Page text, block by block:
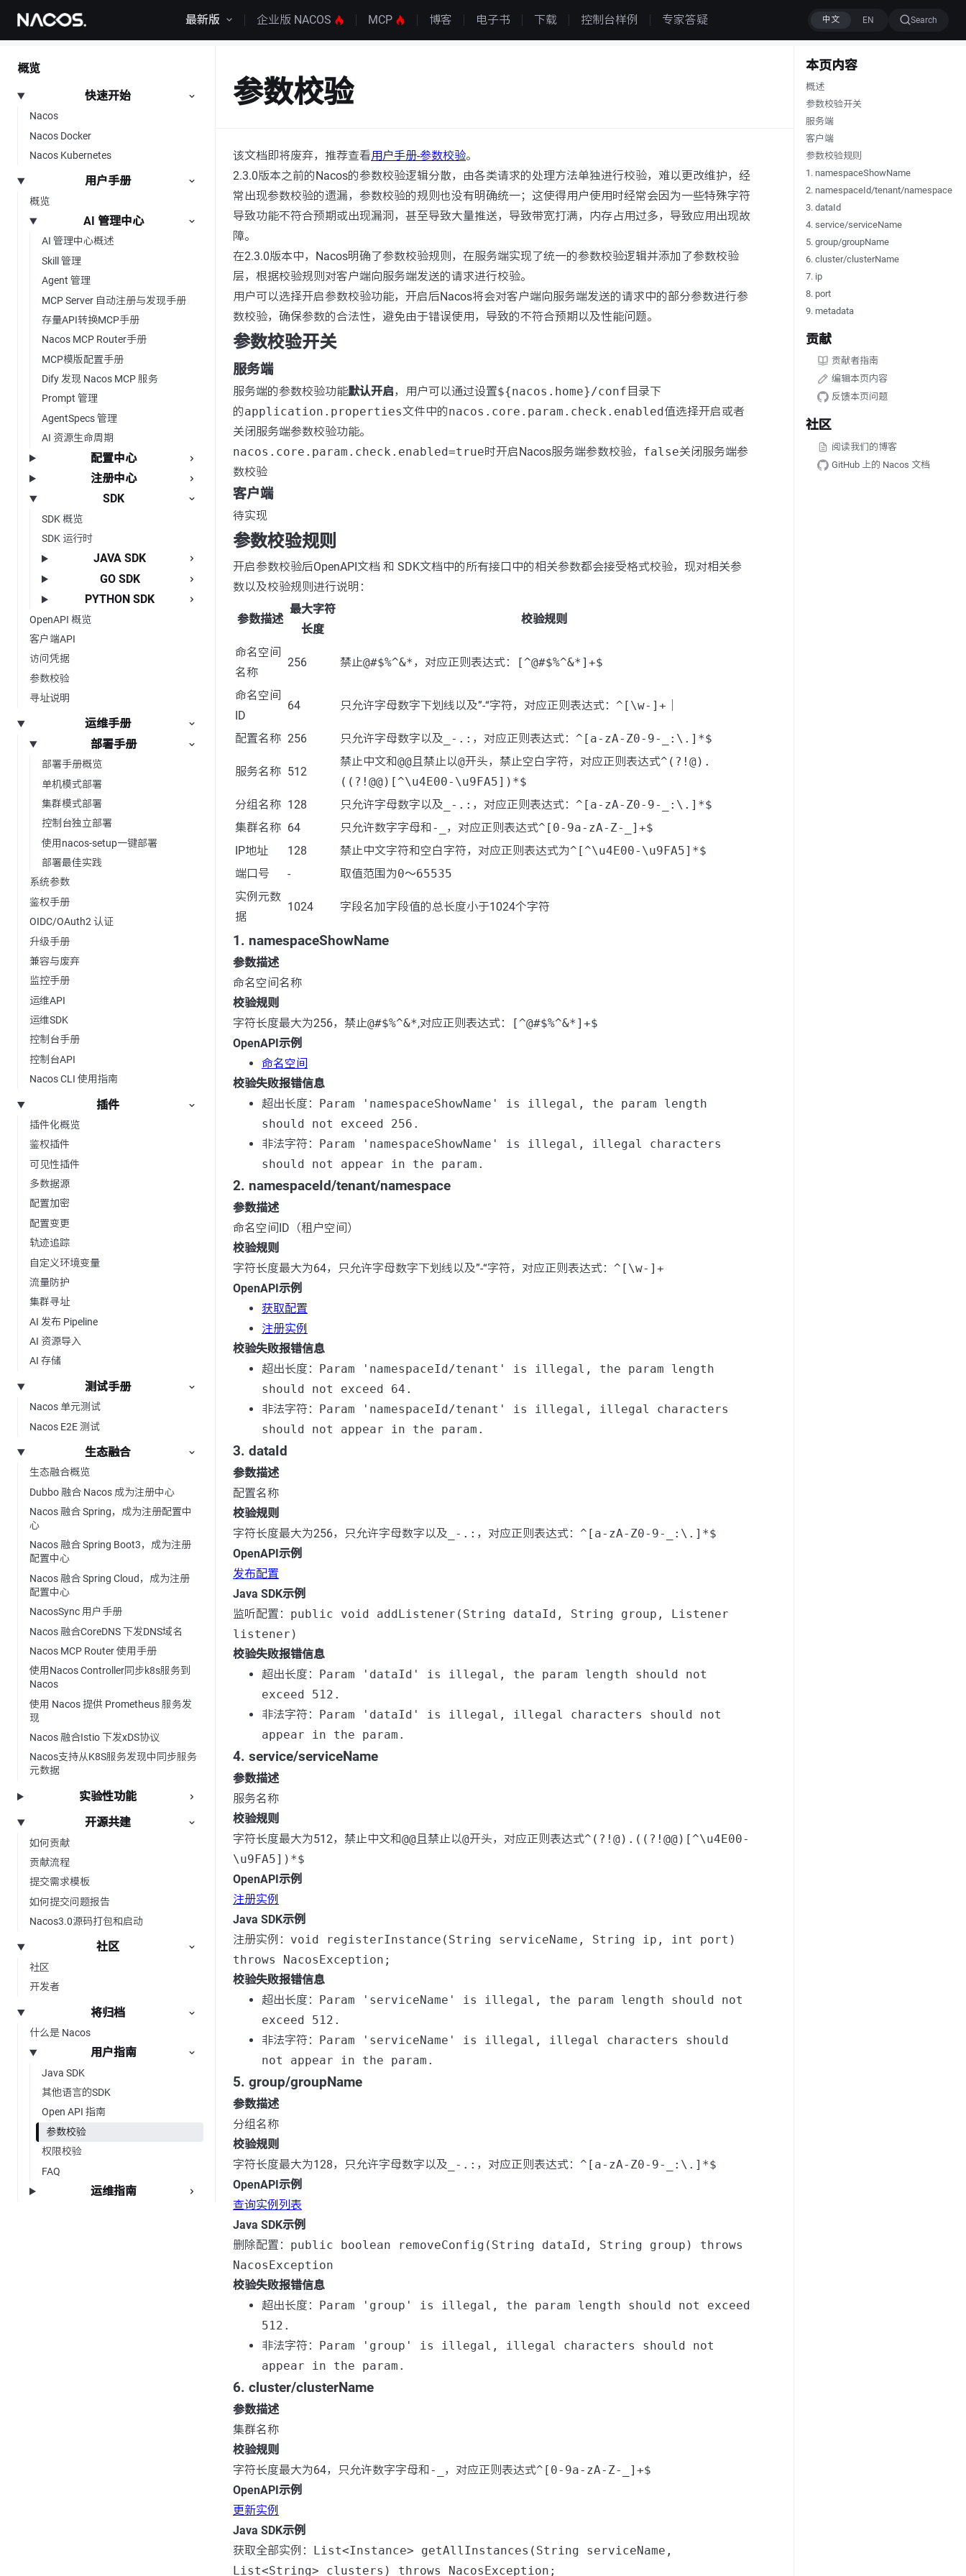
跳转到内容 最新版 企业版 NACOS MCP 博客 电子书 下载 控制台样例 专家答疑 Search
概览
快速开始
Nacos
Nacos Docker
Nacos Kubernetes
用户手册
概览
AI 管理中心
AI 管理中心概述
Skill 管理
Agent 管理
MCP Server 自动注册与发现手册
存量API转换MCP手册
Nacos MCP Router手册
MCP模版配置手册
Dify 发现 Nacos MCP 服务
Prompt 管理
AgentSpecs 管理
AI 资源生命周期
配置中心
注册中心
SDK
SDK 概览
SDK 运行时
JAVA SDK
GO SDK
PYTHON SDK
OpenAPI 概览
客户端API
访问凭据
参数校验
寻址说明
运维手册
部署手册
部署手册概览
单机模式部署
集群模式部署
控制台独立部署
使用nacos-setup一键部署
部署最佳实践
系统参数
鉴权手册
OIDC/OAuth2 认证
升级手册
兼容与废弃
监控手册
运维API
运维SDK
控制台手册
控制台API
Nacos CLI 使用指南
插件
插件化概览
鉴权插件
可见性插件
多数据源
配置加密
配置变更
轨迹追踪
自定义环境变量
流量防护
集群寻址
AI 发布 Pipeline
AI 资源导入
AI 存储
测试手册
Nacos 单元测试
Nacos E2E 测试
生态融合
生态融合概览
Dubbo 融合 Nacos 成为注册中心
Nacos 融合 Spring，成为注册配置中
心
Nacos 融合 Spring Boot3，成为注册
配置中心
Nacos 融合 Spring Cloud，成为注册
配置中心
NacosSync 用户手册
Nacos 融合CoreDNS 下发DNS域名
Nacos MCP Router 使用手册
使用Nacos Controller同步k8s服务到
Nacos
使用 Nacos 提供 Prometheus 服务发
现
Nacos 融合Istio 下发xDS协议
Nacos支持从K8S服务发现中同步服务
元数据
实验性功能
开源共建
如何贡献
贡献流程
提交需求模板
如何提交问题报告
Nacos3.0源码打包和启动
社区
社区
开发者
将归档
什么是 Nacos
用户指南
Java SDK
其他语言的SDK
Open API 指南
参数校验
权限校验
FAQ
运维指南
本页内容
概述
参数校验开关
服务端
客户端
参数校验规则
1. namespaceShowName
2. namespaceId/tenant/namespace
3. dataId
4. service/serviceName
5. group/groupName
6. cluster/clusterName
7. ip
8. port
9. metadata
贡献
贡献者指南
编辑本页内容
反馈本页问题
社区
阅读我们的博客
GitHub 上的 Nacos 文档
参数校验
该文档即将废弃，推荐查看用户手册-参数校验。
2.3.0版本之前的Nacos的参数校验逻辑分散，由各类请求的处理方法单独进行校验，难以更改维护，经
常出现参数校验的遗漏，参数校验的规则也没有明确统一；这使得用户使用时经常会因为一些特殊字符
导致功能不符合预期或出现漏洞，甚至导致大量推送，导致带宽打满，内存占用过多，导致应用出现故
障。
在2.3.0版本中，Nacos明确了参数校验规则，在服务端实现了统一的参数校验逻辑并添加了参数校验
层，根据校验规则对客户端向服务端发送的请求进行校验。
用户可以选择开启参数校验功能，开启后Nacos将会对客户端向服务端发送的请求中的部分参数进行参
数校验，确保参数的合法性，避免由于错误使用，导致的不符合预期以及性能问题。
参数校验开关
服务端
服务端的参数校验功能默认开启，用户可以通过设置${nacos.home}/conf 目录下
的application.properties文件中的nacos.core.param.check.enabled值选择开启或者
关闭服务端参数校验功能。
nacos.core.param.check.enabled=true时开启Nacos服务端参数校验， false关闭服务端参
数校验
客户端
待实现
参数校验规则
开启参数校验后OpenAPI文档 和 SDK文档中的所有接口中的相关参数都会接受格式校验，现对相关参
数以及校验规则进行说明：
参数描述
最大字符
长度
校验规则
命名空间
名称
256 禁止@#$%^&* ，对应正则表达式： [^@#$%^&*]+$
命名空间
ID
64 只允许字母数字下划线以及”-“字符，对应正则表达式： ^[\w-]+
配置名称 256 只允许字母数字以及 _-.: ，对应正则表达式： ^[a-zA-Z0-9-_:\.]*$
服务名称 512
禁止中文和@@ 且禁止以@开头，禁止空白字符，对应正则表达式^(?!@).
((?!@@)[^\u4E00-\u9FA5])*$
分组名称 128 只允许字母数字以及 _-.: ，对应正则表达式： ^[a-zA-Z0-9-_:\.]*$
集群名称 64 只允许数字字母和 -_ ，对应正则表达式^[0-9a-zA-Z-_]+$
IP地址
128 禁止中文字符和空白字符，对应正则表达式为^[^\u4E00-\u9FA5]*$
端口号
- 取值范围为0～65535
实例元数
据
1024 字段名加字段值的总长度小于1024个字符
1. namespaceShowName
参数描述
命名空间名称
校验规则
字符长度最大为256，禁止@#$%^&*,对应正则表达式：
[^@#$%^&*]+$
OpenAPI示例
命名空间
校验失败报错信息
超出长度： Param 'namespaceShowName' is illegal, the param length
should not exceed 256.
非法字符： Param 'namespaceShowName' is illegal, illegal characters
should not appear in the param.
2. namespaceId/tenant/namespace
参数描述
命名空间ID（租户空间）
校验规则
字符长度最大为64，只允许字母数字下划线以及”-“字符，对应正则表达式： ^[\w-]+
OpenAPI示例
获取配置
注册实例
校验失败报错信息
超出长度： Param 'namespaceId/tenant' is illegal, the param length
should not exceed 64.
非法字符： Param 'namespaceId/tenant' is illegal, illegal characters
should not appear in the param.
3. dataId
参数描述
配置名称
校验规则
字符长度最大为256，只允许字母数字以及 _-.: ，对应正则表达式： ^[a-zA-Z0-9-_:\.]*$
OpenAPI示例
发布配置
Java SDK示例
监听配置： public void addListener(String dataId, String group, Listener
listener)
校验失败报错信息
超出长度： Param 'dataId' is illegal, the param length should not
exceed 512.
非法字符： Param 'dataId' is illegal, illegal characters should not
appear in the param.
4. service/serviceName
参数描述
服务名称
校验规则
字符长度最大为512，禁止中文和@@ 且禁止以@开头，对应正则表达式^(?!@).((?!@@)[^\u4E00-
\u9FA5])*$
OpenAPI示例
注册实例
Java SDK示例
注册实例： void registerInstance(String serviceName, String ip, int port)
throws NacosException;
校验失败报错信息
超出长度： Param 'serviceName' is illegal, the param length should not
exceed 512.
非法字符： Param 'serviceName' is illegal, illegal characters should
not appear in the param.
5. group/groupName
参数描述
分组名称
校验规则
字符长度最大为128，只允许字母数字以及 _-.: ，对应正则表达式： ^[a-zA-Z0-9-_:\.]*$
OpenAPI示例
查询实例列表
Java SDK示例
删除配置： public boolean removeConfig(String dataId, String group) throws
NacosException
校验失败报错信息
超出长度： Param 'group' is illegal, the param length should not exceed
512.
非法字符： Param 'group' is illegal, illegal characters should not
appear in the param.
6. cluster/clusterName
参数描述
集群名称
校验规则
字符长度最大为64，只允许数字字母和 -_ ，对应正则表达式^[0-9a-zA-Z-_]+$
OpenAPI示例
更新实例
Java SDK示例
获取全部实例： List<Instance> getAllInstances(String serviceName,
List<String> clusters) throws NacosException;